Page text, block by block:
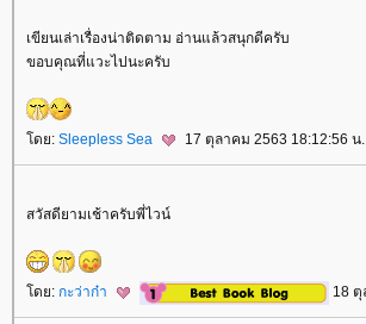
เขียนเล่าเรื่องน่าติดตาม อ่านแล้วสนุกดีครับ
ขอบคุณที่แวะไปนะครับ
ดย: Sleepless Sea 17 ตุลาคม 2563 18:12:56 น.
สวัสดียามเช้าครับพี่ไวน์
ดย: กะว่าก๋า 18 ตุ